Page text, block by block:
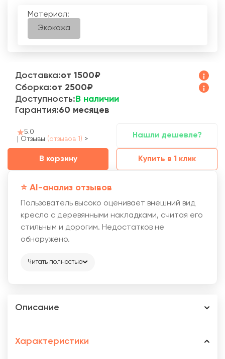
Материал:
Экокожа
Доставка:от 1500₽
Сборка:от 2500₽
Доступность: В наличии
Гарантия:60 месяцев
5.0
Отзывы (отзывов 1) > Нашли дешевле?
В корзину Купить в 1 клик
⭐️ AI-анализ отзывов
Пользователь высоко оценивает внешний вид
кресла с деревянными накладками, считая его
стильным и дорогим. Недостатков не
обнаружено.
Читать полностью
Описание
Характеристики